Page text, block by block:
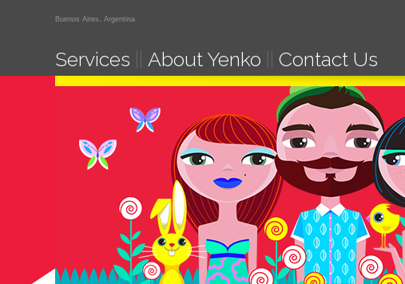
Buenos Aires, Argentina
Services About Yenko Contact Us